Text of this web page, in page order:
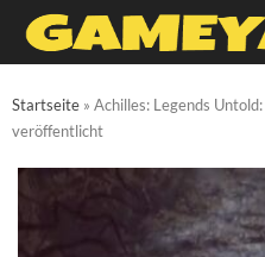
Startseite » Achilles: Legends
veröffentlicht